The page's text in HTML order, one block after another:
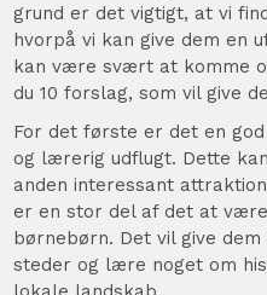
grund er det vigtigt, at vi
hvorpå vi kan give dem en
kan være svært at komme
du 10 forslag, som vil give
For det første er det en
og lærerig udflugt. Dette
anden interessant
er en stor del af det at
børnebørn. Det vil give
steder og lære noget om